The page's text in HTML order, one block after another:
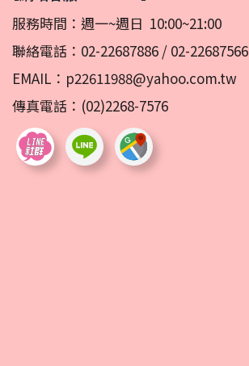
服務時間：週一~週日 10:00~21:00
聯絡電話： 02-22687886 / 02-22687566
EMAIL： p22611988@yahoo.com.tw
傳真電話：(02)2268-7576